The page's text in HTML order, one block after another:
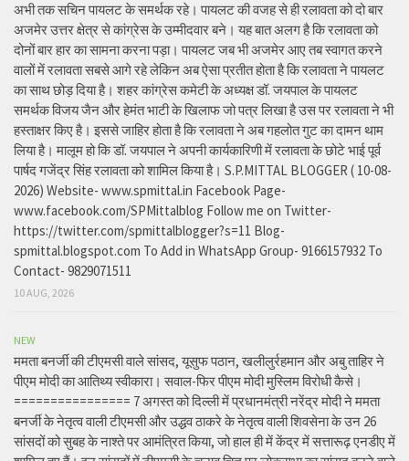
अभी तक सचिन पायलट के समर्थक रहे। पायलट की वजह से ही रलावता को दो बार
अजमेर उत्तर क्षेत्र से कांग्रेस के उम्मीदवार बने। यह बात अलग है कि रलावता को
दोनों बार हार का सामना करना पड़ा। पायलट जब भी अजमेर आए तब स्वागत करने
वालों में रलावता सबसे आगे रहे लेकिन अब ऐसा प्रतीत होता है कि रलावता ने पायलट
का साथ छोड़ दिया है। शहर कांग्रेस कमेटी के अध्यक्ष डॉ. जयपाल के पायलट
समर्थक विजय जैन और हेमंत भाटी के खिलाफ जो पत्र लिखा है उस पर रलावता ने भी
हस्ताक्षर किए है। इससे जाहिर होता है कि रलावता ने अब गहलोत गुट का दामन थाम
लिया है। मालूम हो कि डॉ. जयपाल ने अपनी कार्यकारिणी में रलावता के छोटे भाई पूर्व
पार्षद गजेंद्र सिंह रलावता को शामिल किया है। S.P.MITTAL BLOGGER ( 10-08-
2026) Website- www.spmittal.in Facebook Page-
www.facebook.com/SPMittalblog Follow me on Twitter-
https://twitter.com/spmittalblogger?s=11 Blog-
spmittal.blogspot.com To Add in WhatsApp Group- 9166157932 To
Contact- 9829071511
10 AUG, 2026
NEW
ममता बनर्जी की टीएमसी वाले सांसद, यूसुफ पठान, खलीलुर्रहमान और अबु ताहिर ने
पीएम मोदी का आतिथ्य स्वीकारा। सवाल-फिर पीएम मोदी मुस्लिम विरोधी कैसे।
================ 7 अगस्त को दिल्ली में प्रधानमंत्री नरेंद्र मोदी ने ममता
बनर्जी के नेतृत्व वाली टीएमसी और उद्धव ठाकरे के नेतृत्व वाली शिवसेना के उन 26
सांसदों को सुबह के नाश्ते पर आमंत्रित किया, जो हाल ही में केंद्र में सत्तारूढ़ एनडीए में